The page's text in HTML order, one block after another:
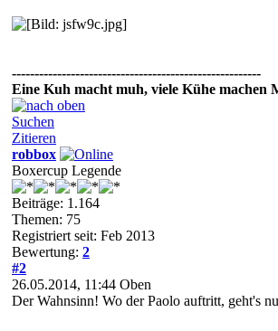
-------------------------------------------------------
Eine Kuh macht muh, viele Kühe machen
Suchen
Zitieren
robbox
Boxercup Legende
Beiträge: 1.164
Themen: 75
Registriert seit: Feb 2013
Bewertung: 2
#2
26.05.2014, 11:44 Oben
Der Wahnsinn! Wo der Paolo auftritt, geht's